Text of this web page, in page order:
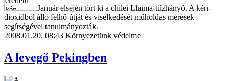
Január elsején tört ki a chilei Llaima-tűzhányó. A kén-
dioxidból álló felhő útját és viselkedését műholdas mérések
segítségével tanulmányozták.
2008.01.20. 08:43 Környezetünk védelme
A levegő Pekingben